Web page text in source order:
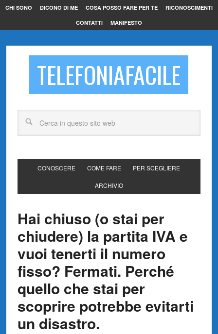
CHI SONO DICONO DI ME COSA POSSO FARE PER TE RICONOSCIMENTI
CONTATTI MANIFESTO
TELEFONIAFACILE
CONOSCERE COME FARE PER SCEGLIERE
ARCHIVIO
Hai chiuso (o stai per
chiudere) la partita IVA e
vuoi tenerti il numero
fisso? Fermati. Perché
quello che stai per
scoprire potrebbe evitarti
un disastro.